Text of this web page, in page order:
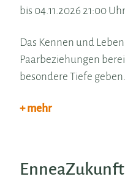
bis 04.11.2026 21:00 Uhr
Das Kennen und
Paarbeziehungen
besondere Tiefe geben.
+ mehr
EnneaZukunft